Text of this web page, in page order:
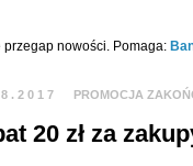
nowości. Pomaga:
PROMOCJA
20 zł za